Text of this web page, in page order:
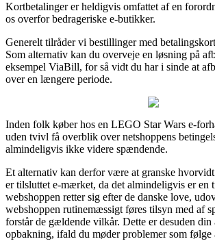
Kortbetalinger er heldigvis omfattet af en
os overfor bedrageriske e-butikker.
Generelt tilråder vi bestillinger med
Som alternativ kan du overveje en løsning på
eksempel ViaBill, for så vidt du har i sinde at
over en længere periode.
Inden folk køber hos en LEGO Star Wars e-
uden tvivl få overblik over netshoppens
almindeligvis ikke videre spændende.
Et alternativ kan derfor være at granske
er tilsluttet e-mærket, da det almindeligvis er en
webshoppen retter sig efter de danske love,
webshoppen rutinemæssigt føres tilsyn med af
forstår de gældende vilkår. Dette er desuden
opbakning, ifald du møder problemer som følge